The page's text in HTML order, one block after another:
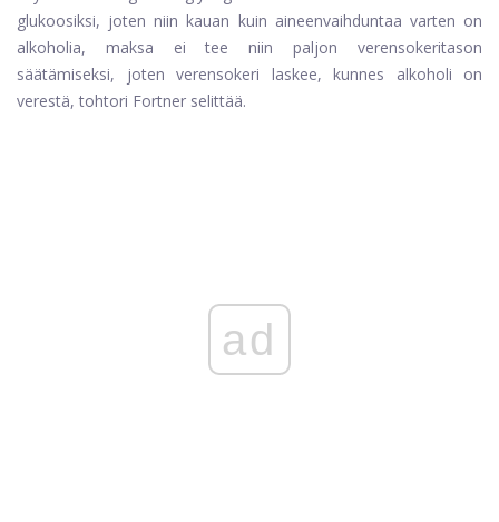
glukoosiksi, joten niin kauan kuin aineenvaihduntaa varten on
alkoholia, maksa ei tee niin paljon verensokeritason
säätämiseksi, joten verensokeri laskee, kunnes alkoholi on
verestä, tohtori Fortner selittää.
ad